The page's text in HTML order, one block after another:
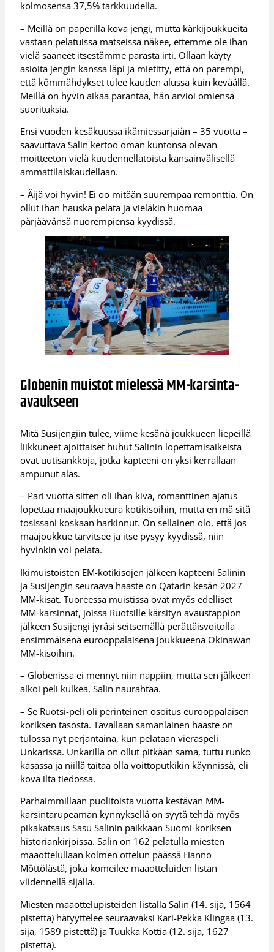
kolmosensa 37,5% tarkkuudella.
– Meillä on paperilla kova jengi, mutta kärkijoukkueita
vastaan pelatuissa matseissa näkee, ettemme ole ihan
vielä saaneet itsestämme parasta irti. Ollaan käyty
asioita jengin kanssa läpi ja mietitty, että on parempi,
että kömmähdykset tulee kauden alussa kuin keväällä.
Meillä on hyvin aikaa parantaa, hän arvioi omiensa
suorituksia.
Ensi vuoden kesäkuussa ikämiessarjaiän – 35 vuotta –
saavuttava Salin kertoo oman kuntonsa olevan
moitteeton vielä kuudennellatoista kansainvälisellä
ammattilaiskaudellaan.
– Äijä voi hyvin! Ei oo mitään suurempaa remonttia. On
ollut ihan hauska pelata ja vieläkin huomaa
pärjäävänsä nuorempiensa kyydissä.
Globenin muistot mielessä MM-karsinta-
avaukseen
Mitä Susijengiin tulee, viime kesänä joukkueen liepeillä
liikkuneet ajoittaiset huhut Salinin lopettamisaikeista
ovat uutisankkoja, jotka kapteeni on yksi kerrallaan
ampunut alas.
– Pari vuotta sitten oli ihan kiva, romanttinen ajatus
lopettaa maajoukkueura kotikisoihin, mutta en mä sitä
tosissani koskaan harkinnut. On sellainen olo, että jos
maajoukkue tarvitsee ja itse pysyy kyydissä, niin
hyvinkin voi pelata.
Ikimuistoisten EM-kotikisojen jälkeen kapteeni Salinin
ja Susijengin seuraava haaste on Qatarin kesän 2027
MM-kisat. Tuoreessa muistissa ovat myös edelliset
MM-karsinnat, joissa Ruotsille kärsityn avaustappion
jälkeen Susijengi jyräsi seitsemällä perättäisvoitolla
ensimmäisenä eurooppalaisena joukkueena Okinawan
MM-kisoihin.
– Globenissa ei mennyt niin nappiin, mutta sen jälkeen
alkoi peli kulkea, Salin naurahtaa.
– Se Ruotsi-peli oli perinteinen osoitus eurooppalaisen
koriksen tasosta. Tavallaan samanlainen haaste on
tulossa nyt perjantaina, kun pelataan vieraspeli
Unkarissa. Unkarilla on ollut pitkään sama, tuttu runko
kasassa ja niillä taitaa olla voittoputkikin käynnissä, eli
kova ilta tiedossa.
Parhaimmillaan puolitoista vuotta kestävän MM-
karsintarupeaman kynnyksellä on syytä tehdä myös
pikakatsaus Sasu Salinin paikkaan Suomi-koriksen
historiankirjoissa. Salin on 162 pelatulla miesten
maaottelullaan kolmen ottelun päässä Hanno
Möttölästä, joka komeilee maaotteluiden listan
viidennellä sijalla.
Miesten maaottelupisteiden listalla Salin (14. sija, 1564
pistettä) hätyyttelee seuraavaksi Kari-Pekka Klingaa (13.
sija, 1589 pistettä) ja Tuukka Kottia (12. sija, 1627
pistettä).